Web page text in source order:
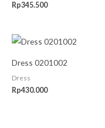
Rp345.500
Dress 0201002
Dress
Rp430.000